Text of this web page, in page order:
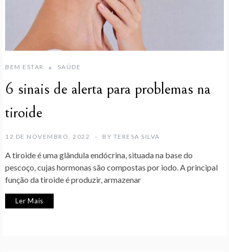
BEM ESTAR SAÚDE
6 sinais de alerta para problemas na
tiroide
12 DE NOVEMBRO, 2022 BY TERESA SILVA
A tiroide é uma glândula endócrina, situada na base do
pescoço, cujas hormonas são compostas por iodo. A principal
função da tiroide é produzir, armazenar
Ler Mais